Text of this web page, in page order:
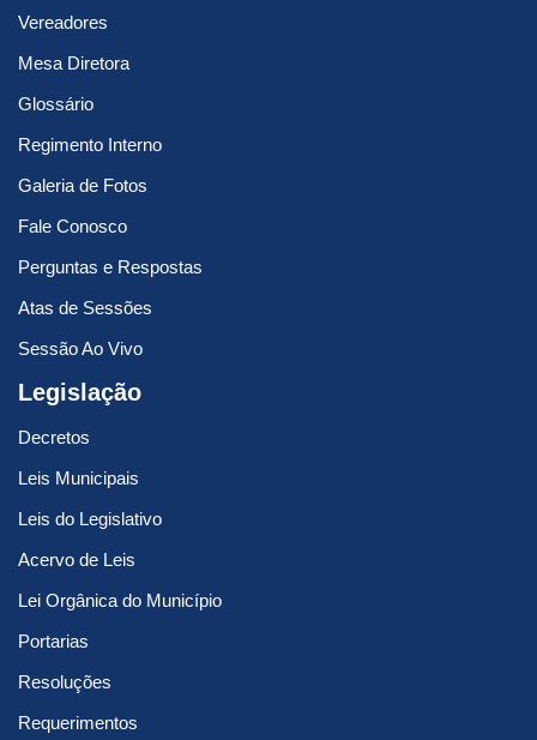
Vereadores
Mesa Diretora
Glossário
Regimento Interno
Galeria de Fotos
Fale Conosco
Perguntas e Respostas
Atas de Sessões
Sessão Ao Vivo
Legislação
Decretos
Leis Municipais
Leis do Legislativo
Acervo de Leis
Lei Orgânica do Município
Portarias
Resoluções
Requerimentos